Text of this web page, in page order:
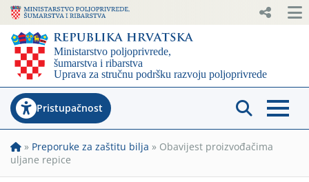
Pristupačnost
» Preporuke za zaštitu bilja » Obavijest proizvođačima
uljane repice